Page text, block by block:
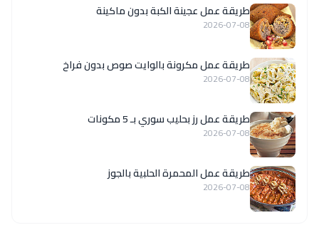
طريقة عمل عجينة الكبة بدون ماكينة
2026-07-08
طريقة عمل مكرونة بالوايت صوص بدون فراخ
2026-07-08
طريقة عمل رز بحليب سوري بـ 5 مكونات
2026-07-08
طريقة عمل المحمرة الحلبية بالجوز
2026-07-08